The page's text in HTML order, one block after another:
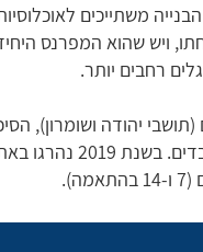
משתייכים
ויש שהוא המפרנס
רחבים יותר.
יהודה ושומרון),